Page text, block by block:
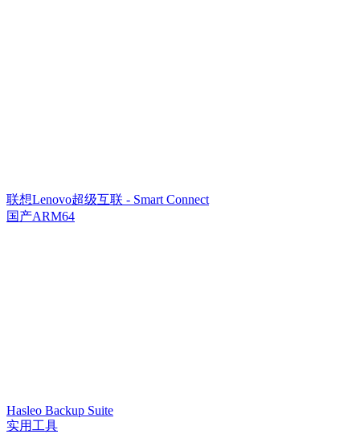
联想Lenovo超级互联 - Smart Connect
国产ARM64
Hasleo Backup Suite
实用工具